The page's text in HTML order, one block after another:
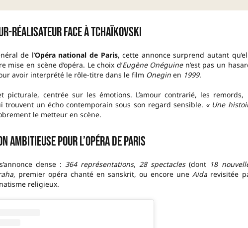
réalisateur face à Tchaïkovski
de l’Opéra national de Paris, cette annonce surprend autant
mise en scène d’opéra. Le choix d’Eugène Onéguinen’est pas un
avoir interprété le rôle-titre dans le film Oneginen 1999.
picturale, centrée sur les émotions. L’amour contrarié, les remords,
un écho contemporain sous son regard sensible. « Une
le metteur en scène.
ambitieuse pour l’Opéra de Paris
dense :364 représentations,28 spectacles(dont 18
, premier opéra chanté en sanskrit, ou encore uneAida revisitée
religieux.